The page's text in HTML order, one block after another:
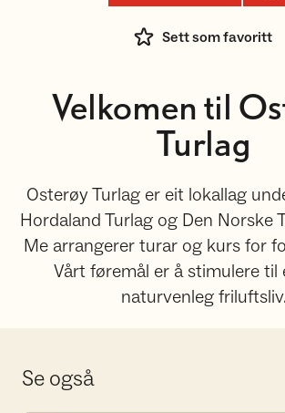
Sett som favoritt
Velkomen til
Turlag
Osterøy Turlag er eit lokallag
Hordaland Turlag og Den Norske
Me arrangerer turar og kurs for
Vårt føremål er å stimulere til
naturvenleg friluftsliv.
Se også